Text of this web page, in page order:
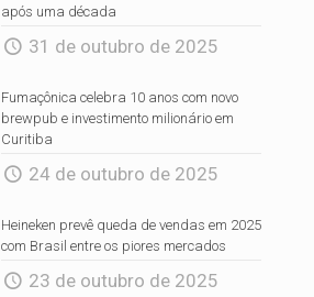
após uma década
31 de outubro de 2025
Fumaçônica celebra 10 anos com novo
brewpub e investimento milionário em
Curitiba
24 de outubro de 2025
Heineken prevê queda de vendas em 2025
com Brasil entre os piores mercados
23 de outubro de 2025